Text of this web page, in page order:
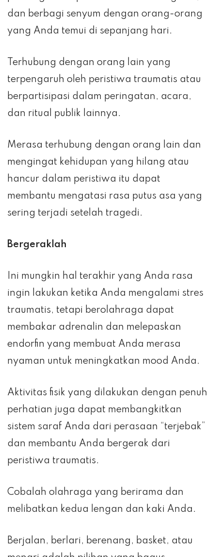
dan berbagi senyum dengan orang-orang
yang Anda temui di sepanjang hari.
Terhubung dengan orang lain yang
terpengaruh oleh peristiwa traumatis atau
berpartisipasi dalam peringatan, acara,
dan ritual publik lainnya.
Merasa terhubung dengan orang lain dan
mengingat kehidupan yang hilang atau
hancur dalam peristiwa itu dapat
membantu mengatasi rasa putus asa yang
sering terjadi setelah tragedi.
Bergeraklah
Ini mungkin hal terakhir yang Anda rasa
ingin lakukan ketika Anda mengalami stres
traumatis, tetapi berolahraga dapat
membakar adrenalin dan melepaskan
endorfin yang membuat Anda merasa
nyaman untuk meningkatkan mood Anda.
Aktivitas fisik yang dilakukan dengan penuh
perhatian juga dapat membangkitkan
sistem saraf Anda dari perasaan “terjebak”
dan membantu Anda bergerak dari
peristiwa traumatis.
Cobalah olahraga yang berirama dan
melibatkan kedua lengan dan kaki Anda.
Berjalan, berlari, berenang, basket, atau